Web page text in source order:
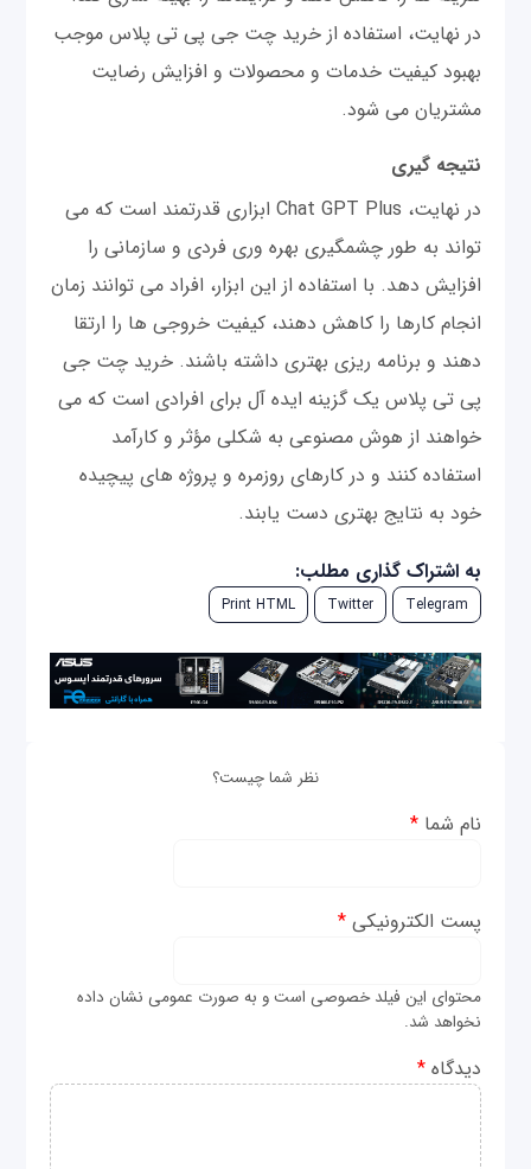
در نهایت، استفاده از خرید چت جی پی تی پلاس موجب
بهبود کیفیت خدمات و محصولات و افزایش رضایت
مشتریان می شود.
نتیجه گیری
در نهایت، Chat GPT Plus ابزاری قدرتمند است که می
تواند به طور چشمگیری بهره وری فردی و سازمانی را
افزایش دهد. با استفاده از این ابزار، افراد می توانند زمان
انجام کارها را کاهش دهند، کیفیت خروجی ها را ارتقا
دهند و برنامه ریزی بهتری داشته باشند. خرید چت جی
پی تی پلاس یک گزینه ایده آل برای افرادی است که می
خواهند از هوش مصنوعی به شکلی مؤثر و کارآمد
استفاده کنند و در کارهای روزمره و پروژه های پیچیده
خود به نتایج بهتری دست یابند.
به اشتراک گذاری مطلب:
Telegram
Twitter
Print HTML
نظر شما چیست؟
نام شما*
پست الکترونیکی*
محتوای این فیلد خصوصی است و به صورت عمومی نشان داده
نخواهد شد.
دیدگاه*